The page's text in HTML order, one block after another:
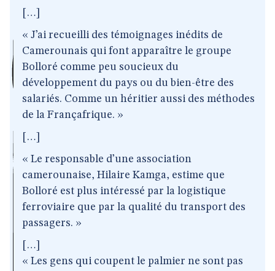
[…]
« J’ai recueilli des témoignages inédits de
Camerounais qui font apparaître le groupe
Bolloré comme peu soucieux du
développement du pays ou du bien-être des
salariés. Comme un héritier aussi des méthodes
de la Françafrique. »
[…]
« Le responsable d’une association
camerounaise, Hilaire Kamga, estime que
Bolloré est plus intéressé par la logistique
ferroviaire que par la qualité du transport des
passagers. »
[…]
« Les gens qui coupent le palmier ne sont pas